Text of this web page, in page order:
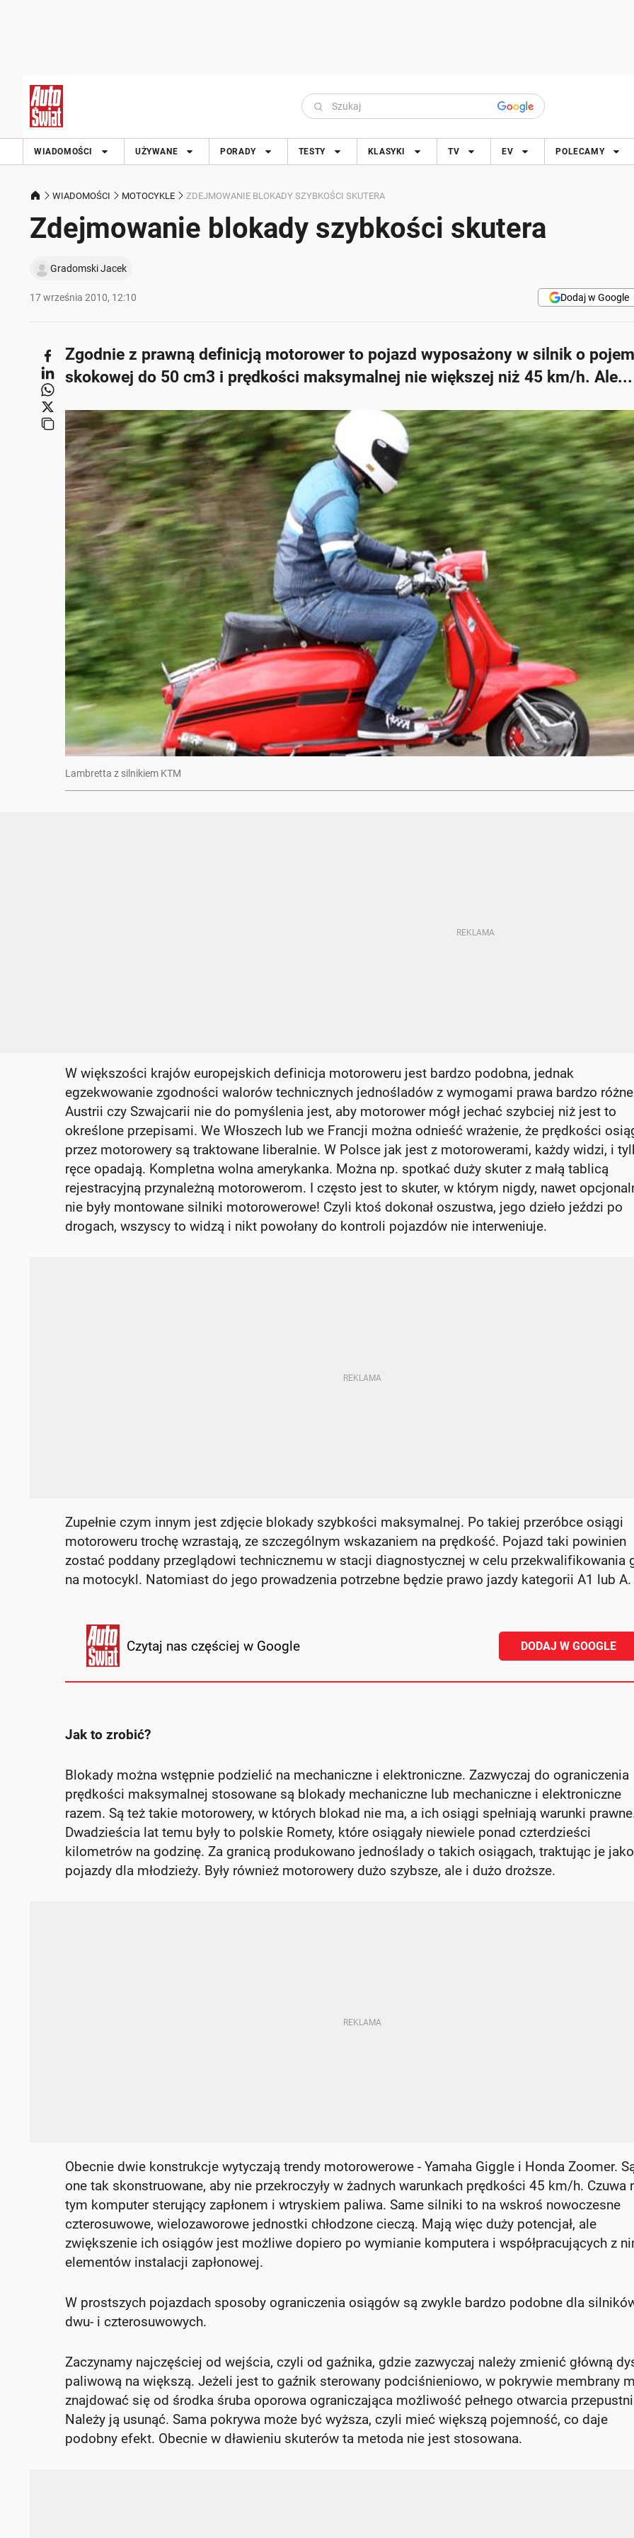
WIADOMOŚCI UŻYWANE PORADY TESTY KLASYKI TV EV POLECAMY
WIADOMOŚCI MOTOCYKLE ZDEJMOWANIE BLOKADY SZYBKOŚCI SKUTERA
Zdejmowanie blokady szybkości skutera
Gradomski Jacek
17 września 2010, 12:10 Dodaj w Google
Zgodnie z prawną definicją motorower to pojazd wyposażony w silnik o
skokowej do 50 cm3 i prędkości maksymalnej nie większej niż 45 km/h. Ale...
Lambretta z silnikiem KTM
W większości krajów europejskich definicja motoroweru jest bardzo podobna, jednak
egzekwowanie zgodności walorów technicznych jednośladów z wymogami prawa bardzo
Austrii czy Szwajcarii nie do pomyślenia jest, aby motorower mógł jechać szybciej niż jest to
określone przepisami. We Włoszech lub we Francji można odnieść wrażenie, że prędkości
przez motorowery są traktowane liberalnie. W Polsce jak jest z motorowerami, każdy widzi, i
ręce opadają. Kompletna wolna amerykanka. Można np. spotkać duży skuter z małą tablicą
rejestracyjną przynależną motorowerom. I często jest to skuter, w którym nigdy, nawet
nie były montowane silniki motorowerowe! Czyli ktoś dokonał oszustwa, jego dzieło jeździ po
drogach, wszyscy to widzą i nikt powołany do kontroli pojazdów nie interweniuje.
Zupełnie czym innym jest zdjęcie blokady szybkości maksymalnej. Po takiej przeróbce osiągi
motoroweru trochę wzrastają, ze szczególnym wskazaniem na prędkość. Pojazd taki powinien
zostać poddany przeglądowi technicznemu w stacji diagnostycznej w celu przekwalifikowania
na motocykl. Natomiast do jego prowadzenia potrzebne będzie prawo jazdy kategorii A1 lub A.
Czytaj nas częściej w Google DODAJ W GOOGLE
Jak to zrobić?
Blokady można wstępnie podzielić na mechaniczne i elektroniczne. Zazwyczaj do ograniczenia
prędkości maksymalnej stosowane są blokady mechaniczne lub mechaniczne i elektroniczne
razem. Są też takie motorowery, w których blokad nie ma, a ich osiągi spełniają warunki
Dwadzieścia lat temu były to polskie Romety, które osiągały niewiele ponad czterdzieści
kilometrów na godzinę. Za granicą produkowano jednoślady o takich osiągach, traktując je jako
pojazdy dla młodzieży. Były również motorowery dużo szybsze, ale i dużo droższe.
Obecnie dwie konstrukcje wytyczają trendy motorowerowe - Yamaha Giggle i Honda Zoomer.
one tak skonstruowane, aby nie przekroczyły w żadnych warunkach prędkości 45 km/h. Czuwa
tym komputer sterujący zapłonem i wtryskiem paliwa. Same silniki to na wskroś nowoczesne
czterosuwowe, wielozaworowe jednostki chłodzone cieczą. Mają więc duży potencjał, ale
zwiększenie ich osiągów jest możliwe dopiero po wymianie komputera i współpracujących z
elementów instalacji zapłonowej.
W prostszych pojazdach sposoby ograniczenia osiągów są zwykle bardzo podobne dla
dwu- i czterosuwowych.
Zaczynamy najczęściej od wejścia, czyli od gaźnika, gdzie zazwyczaj należy zmienić główną
paliwową na większą. Jeżeli jest to gaźnik sterowany podciśnieniowo, w pokrywie membrany
znajdować się od środka śruba oporowa ograniczająca możliwość pełnego otwarcia
Należy ją usunąć. Sama pokrywa może być wyższa, czyli mieć większą pojemność, co daje
podobny efekt. Obecnie w dławieniu skuterów ta metoda nie jest stosowana.